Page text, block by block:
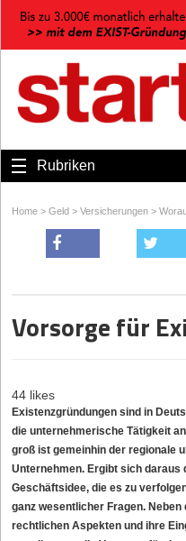
Rubriken
Home > Geld > Versicherungen >
Vorsorge für
44 likes
Existenzgründungen sind in
die unternehmerische Tätigkeit
groß ist gemeinhin der regionale
Unternehmen. Ergibt sich daraus
Geschäftsidee, die es zu
ganz wesentlicher Fragen.
rechtlichen Aspekten und ihre